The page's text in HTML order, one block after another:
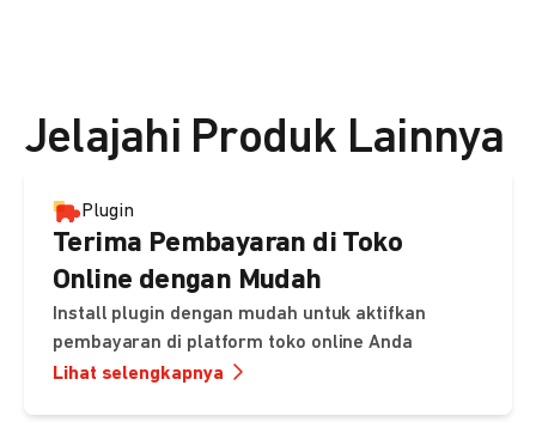
Jelajahi Produk Lainnya
Plugin
Terima Pembayaran di Toko
Online dengan Mudah
Install plugin dengan mudah untuk aktifkan
pembayaran di platform toko online Anda
Lihat selengkapnya